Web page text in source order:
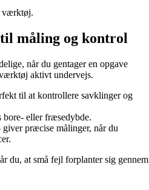
værktøj.
måling og kontrol
når du gentager en opgave
aktivt undervejs.
til at kontrollere savklinger og
bore- eller fræsedybde.
giver præcise målinger, når du
du, at små fejl forplanter sig gennem